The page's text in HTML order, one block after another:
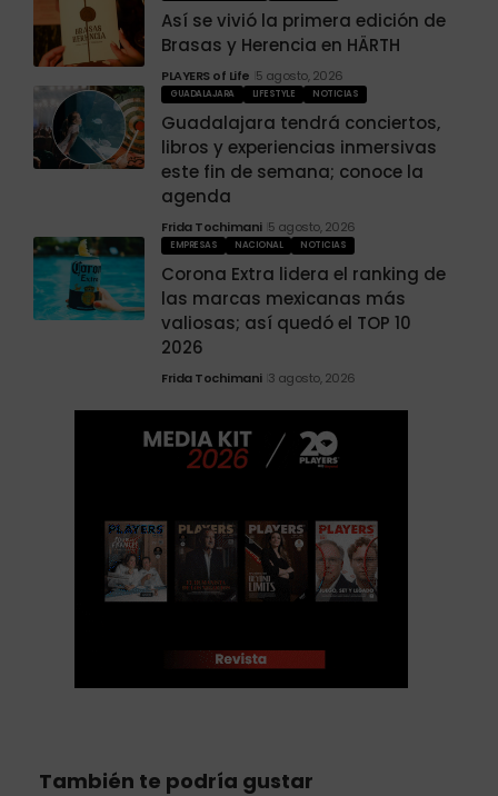
Así se vivió la primera edición de
Brasas y Herencia en HÄRTH
PLAYERS of Life 5 agosto, 2026
GUADALAJARA LIFESTYLE NOTICIAS
Guadalajara tendrá conciertos,
libros y experiencias inmersivas
este fin de semana; conoce la
agenda
Frida Tochimani 5 agosto, 2026
EMPRESAS NACIONAL NOTICIAS
Corona Extra lidera el ranking de
las marcas mexicanas más
valiosas; así quedó el TOP 10
2026
Frida Tochimani 3 agosto, 2026
También te podría gustar